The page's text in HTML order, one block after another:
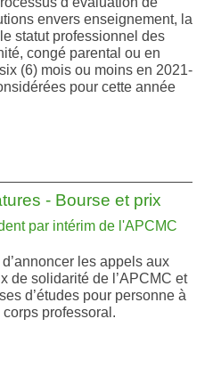
envers enseignement, la
statut professionnel des
congé parental ou en
(6) mois ou moins en 2021-
pour cette année
- Bourse et prix
par intérim de l'APCMC
les appels aux
de solidarité de l’APCMC et
d’études pour personne à
corps professoral.